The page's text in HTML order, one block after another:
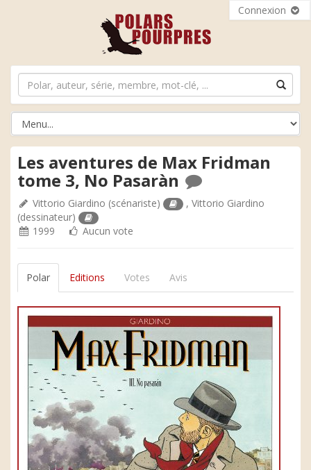
Connexion
Les aventures de Max Fridman
tome 3, No Pasaràn
Vittorio Giardino (scénariste) ,Vittorio Giardino
(dessinateur)
1999
Aucun vote
Polar Editions Votes Avis